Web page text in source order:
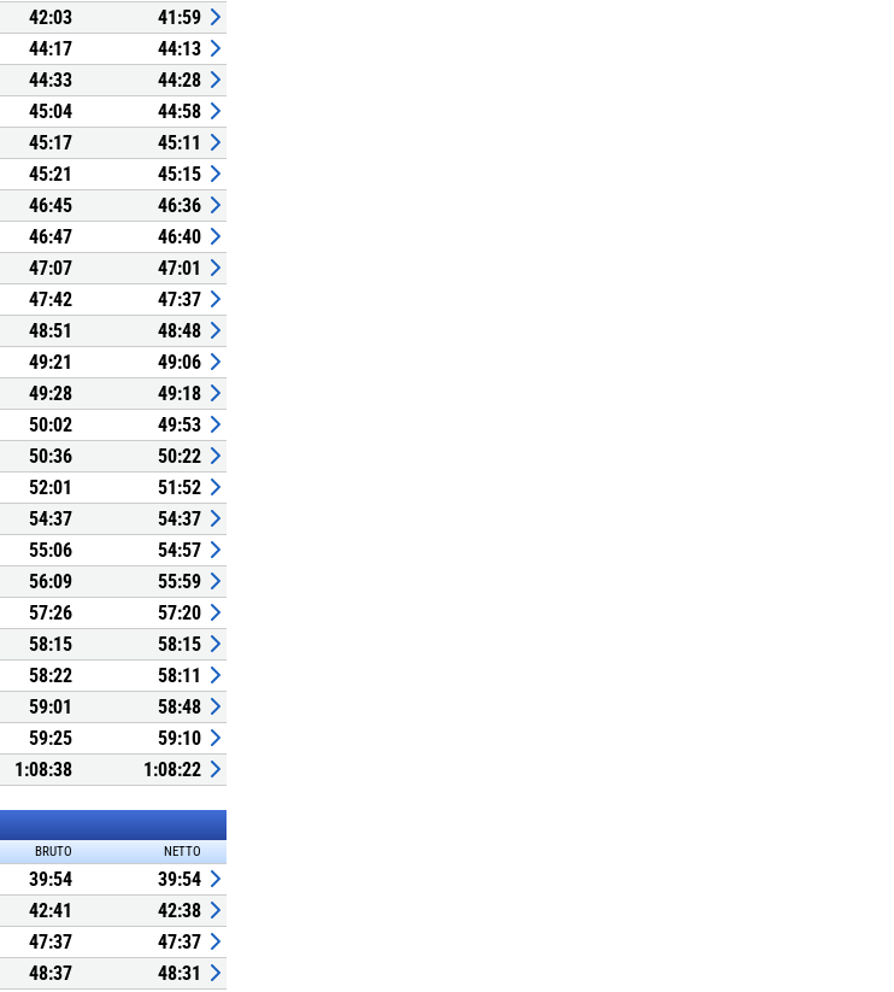
42:03
41:59
44:17
44:13
44:33
44:28
45:04
44:58
45:17
45:11
45:21
45:15
46:45
46:36
46:47
46:40
47:07
47:01
47:42
47:37
48:51
48:48
49:21
49:06
49:28
49:18
50:02
49:53
50:36
50:22
52:01
51:52
54:37
54:37
55:06
54:57
56:09
55:59
57:26
57:20
58:15
58:15
58:22
58:11
59:01
58:48
59:25
59:10
1:08:38 1:08:22
BRUTO NETTO
39:54
39:54
42:41
42:38
47:37
47:37
48:37
48:31